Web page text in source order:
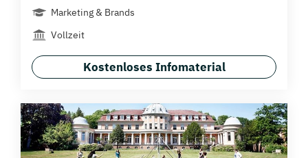
Marketing & Brands
Vollzeit
Kostenloses Infomaterial